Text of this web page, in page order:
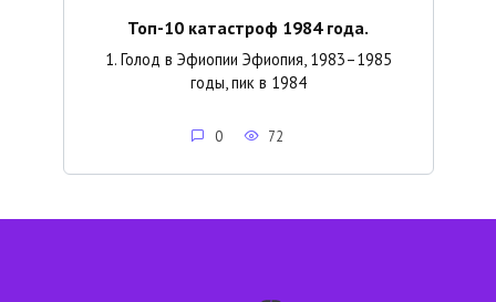
Топ-10 катастроф 1984 года.
1. Голод в Эфиопии Эфиопия, 1983–1985
годы, пик в 1984
0 72